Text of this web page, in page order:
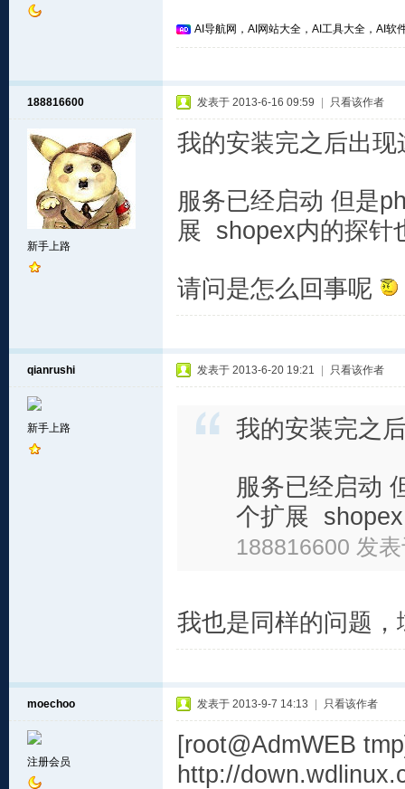
AI导航网，AI网站大全，AI工具大全，AI软
188816600
新手上路
发表于 2013-6-16 09:59 只看该作者
我的安装完之后出现
服务已经启动 但是
展 shopex内的探针
请问是怎么回事呢
qianrushi
新手上路
发表于 2013-6-20 19:21 只看该作者
我的安装完之
服务已经启动
个扩展
188816600 发
我也是同样的问题，
moechoo
注册会员
发表于 2013-9-7 14:13 只看该作者
[root@AdmWEB
http://